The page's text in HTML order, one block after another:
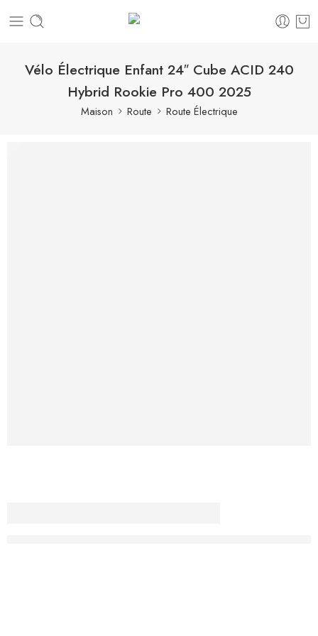
Vélo Électrique Enfant 24″ Cube ACID 240
Hybrid Rookie Pro 400 2025
Maison Route Route Électrique